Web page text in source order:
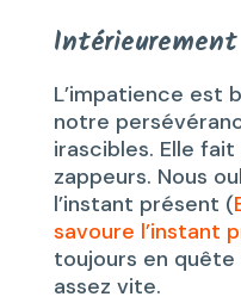
Intérieurement
L’impatience est
notre
irascibles. Elle
zappeurs. Nous
l’instant présent (
savoure l’instant
toujours en quête
assez vite.